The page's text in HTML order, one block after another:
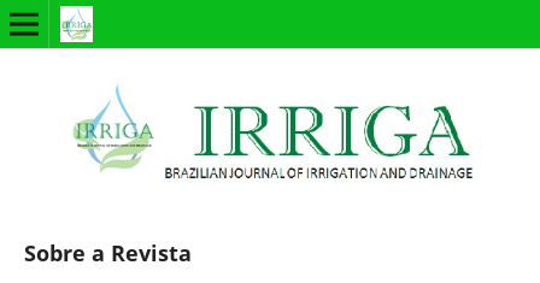
Sobre a Revista